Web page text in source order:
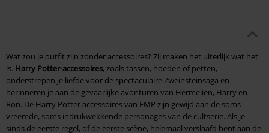
Wat zou je outfit zijn zonder accessoires? Zij maken het uiterlijk wat het
is. Harry Potter-accessoires, zoals tassen, hoeden of petten,
onderstrepen je liefde voor de spectaculaire Zweinsteinsaga en
herinneren je aan de gevaarlijke avonturen van Hermelien, Harry en
Ron. De Harry Potter accessoires van EMP zijn gewijd aan de soms
vreemde, soms indrukwekkende personages van de cultserie. Als je
sinds de eerste regel, of de eerste scène, helemaal verslaafd bent aan de